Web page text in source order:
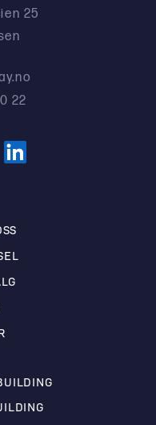
25
22